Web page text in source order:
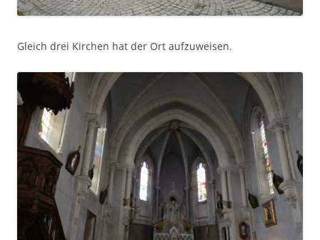
Gleich drei Kirchen hat der Ort aufzuweisen.